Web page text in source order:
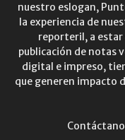
nuestro eslogan,
la experiencia de
reporteril, a estar
publicación de notas
digital e impreso,
que generen impacto